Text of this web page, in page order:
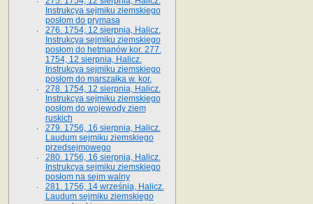
Instrukcya sejmiku ziemskiego
posłom do prymasa
276. 1754, 12 sierpnia, Halicz.
Instrukcya sejmiku ziemskiego
posłom do hetmanów kor. 277.
1754, 12 sierpnia, Halicz.
Instrukcya sejmiku ziemskiego
posłom do marszałka w. kor.
278. 1754, 12 sierpnia, Halicz.
Instrukcya sejmiku ziemskiego
posłom do wojewody ziem
ruskich
279. 1756, 16 sierpnia, Halicz.
Laudum sejmiku ziemskiego
przedsejmowego
280. 1756, 16 sierpnia, Halicz.
Instrukcya sejmiku ziemskiego
posłom na sejm walny
281. 1756, 14 września, Halicz.
Laudum sejmiku ziemskiego